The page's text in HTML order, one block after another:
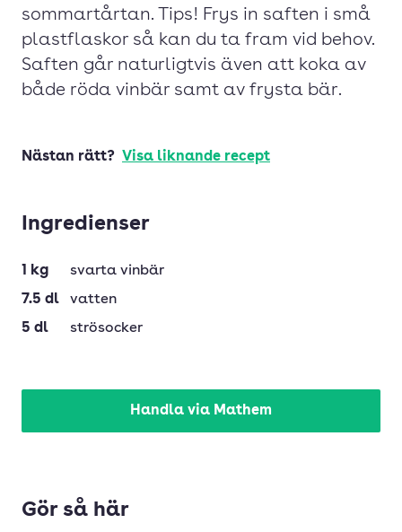
sommartårtan. Tips! Frys in saften i små
plastflaskor så kan du ta fram vid behov.
Saften går naturligtvis även att koka av
både röda vinbär samt av frysta bär.
Nästan rätt? Visa liknande recept
Ingredienser
1 kg
svarta vinbär
7.5 dl
vatten
5 dl strösocker
Handla via Mathem
Gör så här